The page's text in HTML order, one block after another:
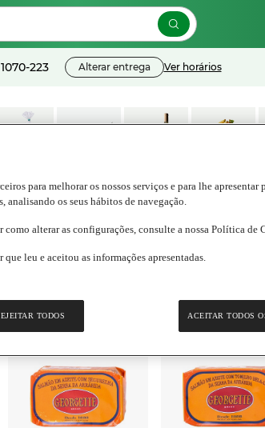
1070-223 Alterar entrega Ver horários
Nutrição e
Bem estar
Bebidas Frescos
para melhorar os nossos serviços e para lhe apresentar
analisando os seus hábitos de navegação.
como alterar as configurações, consulte a nossa Política de
leu e aceitou as informações apresentadas.
TODOS ACEITAR TODOS